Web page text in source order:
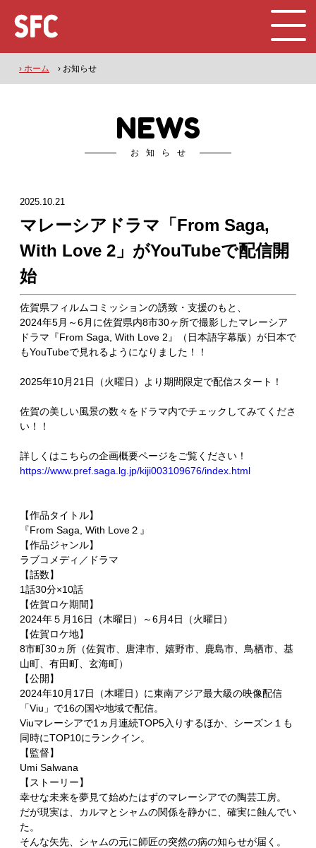
› ホーム › お知らせ
NEWS
お知らせ
2025.10.21
マレーシアドラマ「From Saga,
With Love 2」がYouTubeで配信開
始
佐賀県フィルムコミッションの誘致・支援のもと、
2024年5月～6月に佐賀県内8市30ヶ所で撮影したマレーシア
ドラマ『From Saga, With Love 2』（日本語字幕版）が日本で
もYouTubeで見れるようになりました！！
2025年10月21日（火曜日）より期間限定で配信スタート！
佐賀の美しい風景の数々をドラマ内でチェックしてみてくださ
い！！
詳しくはこちらの企画概要ページをご覧ください！
https://www.pref.saga.lg.jp/kiji003109676/index.html
【作品タイトル】
『From Saga, With Love２』
【作品ジャンル】
ラブコメディ／ドラマ
【話数】
1話30分×10話
【佐賀ロケ期間】
2024年５月16日（木曜日）～6月4日（火曜日）
【佐賀ロケ地】
8市町30ヵ所（佐賀市、唐津市、嬉野市、鹿島市、鳥栖市、基
山町、有田町、玄海町）
【公開】
2024年10月17日（木曜日）に東南アジア最大級の映像配信
「Viu」で16の国や地域で配信。
Viuマレーシアで1ヵ月連続TOP5入りするほか、シーズン１も
同時にTOP10にランクイン。
【監督】
Umi Salwana
【ストーリー】
幸せな未来を夢見て始めたはずのマレーシアでの陶芸工房。
だが現実は、カルマとシャムの関係を静かに、確実に蝕んでい
た。
そんな矢先、シャムの元に師匠の突然の病の知らせが届く。